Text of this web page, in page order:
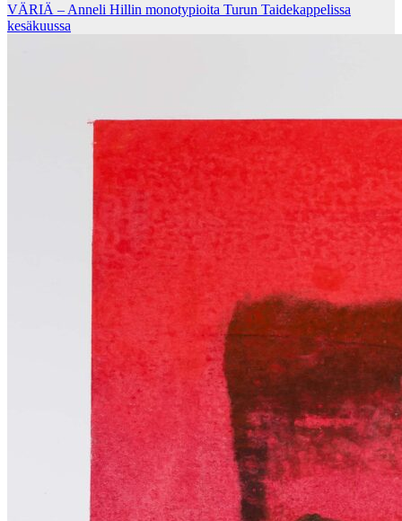
VÄRIÄ – Anneli Hillin monotypioita Turun Taidekappelissa
kesäkuussa